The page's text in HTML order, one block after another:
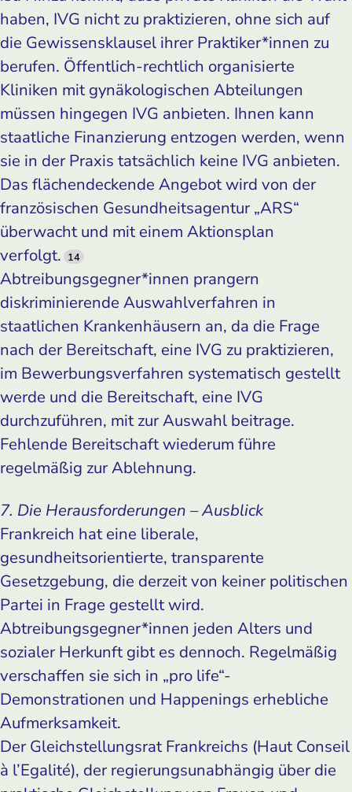
haben, IVG nicht zu praktizieren, ohne sich auf
die Gewissensklausel ihrer Praktiker*innen zu
berufen. Öffentlich-rechtlich organisierte
Kliniken mit gynäkologischen Abteilungen
müssen hingegen IVG anbieten. Ihnen kann
staatliche Finanzierung entzogen werden, wenn
sie in der Praxis tatsächlich keine IVG anbieten.
Das flächendeckende Angebot wird von der
französischen Gesundheitsagentur „ARS“
überwacht und mit einem Aktionsplan
verfolgt. 14
Abtreibungsgegner*innen prangern
diskriminierende Auswahlverfahren in
staatlichen Krankenhäusern an, da die Frage
nach der Bereitschaft, eine IVG zu praktizieren,
im Bewerbungsverfahren systematisch gestellt
werde und die Bereitschaft, eine IVG
durchzuführen, mit zur Auswahl beitrage.
Fehlende Bereitschaft wiederum führe
regelmäßig zur Ablehnung.
7. Die Herausforderungen – Ausblick
Frankreich hat eine liberale,
gesundheitsorientierte, transparente
Gesetzgebung, die derzeit von keiner politischen
Partei in Frage gestellt wird.
Abtreibungsgegner*innen jeden Alters und
sozialer Herkunft gibt es dennoch. Regelmäßig
verschaffen sie sich in „pro life“-
Demonstrationen und Happenings erhebliche
Aufmerksamkeit.
Der Gleichstellungsrat Frankreichs (Haut Conseil
à l’Egalité), der regierungsunabhängig über die